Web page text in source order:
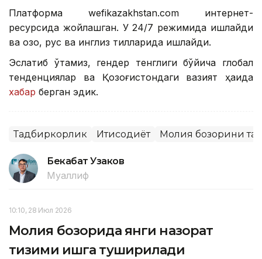
Платформа wefikazakhstan.com интернет-
ресурсида жойлашган. У 24/7 режимида ишлайди
ва қозоқ, рус ва инглиз тилларида ишлайди.
Эслатиб ўтамиз, гендер тенглиги бўйича глобал
тенденциялар ва Қозоғистондаги вазият ҳақида
хабар берган эдик.
Тадбиркорлик Иқтисодиёт Молия бозорини
Бекабат Узаков
Муаллиф
10:10, 28 Июл 2026
Молия бозорида янги назорат
тизими ишга туширилади